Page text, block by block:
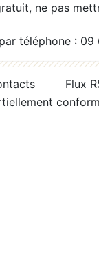
ne pas
téléphone :
Flux